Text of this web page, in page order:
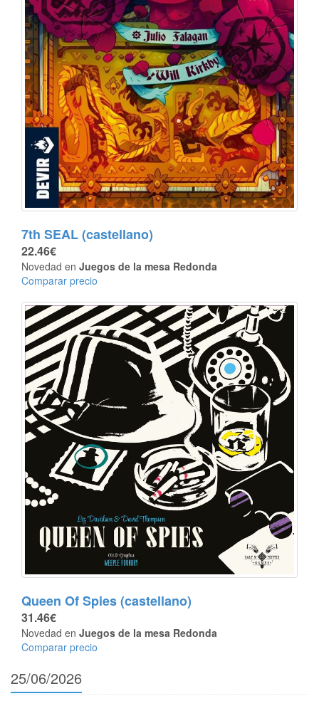
7th SEAL (castellano)
22.46€
Novedad en Juegos de la mesa Redonda
Comparar precio
Queen Of Spies (castellano)
31.46€
Novedad en Juegos de la mesa Redonda
Comparar precio
25/06/2026